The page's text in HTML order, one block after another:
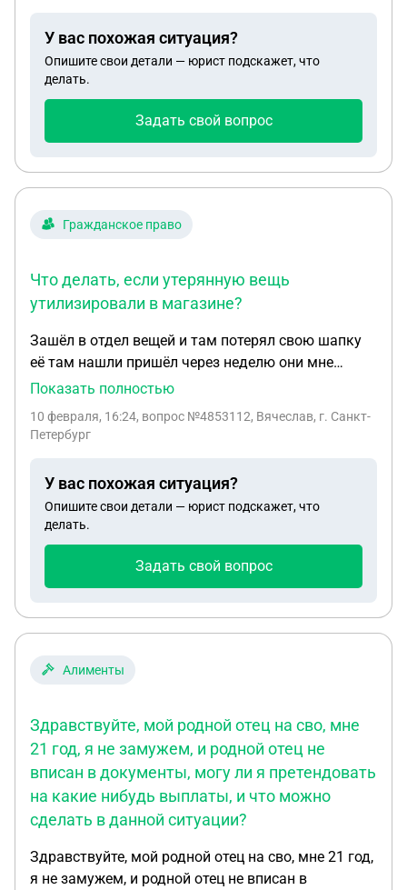
У вас похожая ситуация?
Опишите свои детали — юрист подскажет, что
делать.
Задать свой вопрос
Гражданское право
Что делать, если утерянную вещь
утилизировали в магазине?
Зашёл в отдел вещей и там потерял свою шапку
её там нашли пришёл через неделю они мне
показали что нашли мою шапку и говорят что её
шапка стоит 6 тысяч.. Что можно сделать в этой
Показать полностью
10 февраля, 16:24, вопрос №4853112, Вячеслав, г. Санкт-
Петербург
У вас похожая ситуация?
Опишите свои детали — юрист подскажет, что
делать.
Задать свой вопрос
Алименты
Здравствуйте, мой родной отец на сво, мне
21 год, я не замужем, и родной отец не
вписан в документы, могу ли я претендовать
на какие нибудь выплаты, и что можно
сделать в данной ситуации?
Здравствуйте, мой родной отец на сво, мне 21 год,
я не замужем, и родной отец не вписан в